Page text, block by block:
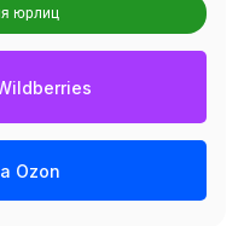
юрлиц
Ozon